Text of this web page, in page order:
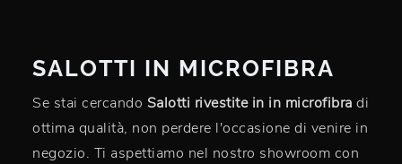
SALOTTI IN MICROFIBRA
Se stai cercando Salotti rivestite in in microfibra di
ottima qualità, non perdere l'occasione di venire in
negozio. Ti aspettiamo nel nostro showroom con